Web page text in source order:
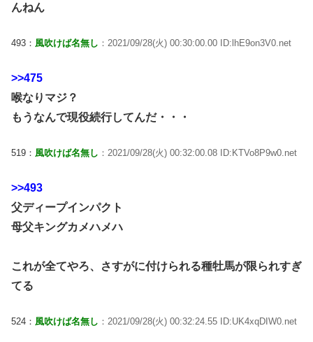
んねん
493： 風吹けば名無し ：2021/09/28(火) 00:30:00.00 ID:lhE9on3V0.net
>>475
喉なりマジ？
もうなんで現役続行してんだ・・・
519： 風吹けば名無し ：2021/09/28(火) 00:32:00.08 ID:KTVo8P9w0.net
>>493
父ディープインパクト
母父キングカメハメハ
これが全てやろ、さすがに付けられる種牡馬が限られすぎ
てる
524： 風吹けば名無し ：2021/09/28(火) 00:32:24.55 ID:UK4xqDIW0.net